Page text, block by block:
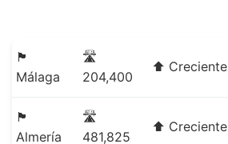
🏴
Málaga
🛣️
204,400
⬆️ Creciente
🏴
Almería
🛣️
481,825
⬆️ Creciente